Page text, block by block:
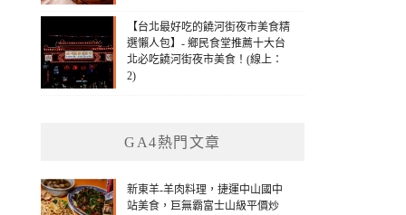
【台北最好吃的饒河街夜市美食精
選懶人包】- 鄉民食堂推薦十大台
北必吃饒河街夜市美食！(線上：
2)
GA4熱門文章
新東羊-羊肉料理，捷運中山國中
站美食，巨無霸富士山級平價炒